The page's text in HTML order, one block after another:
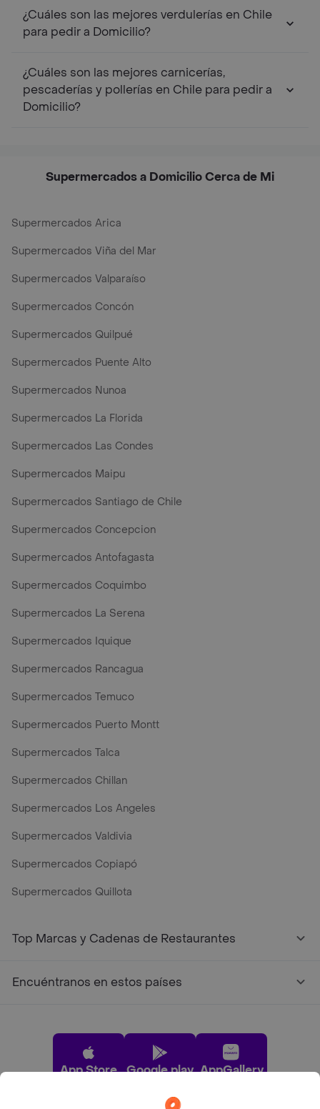
¿Cuáles son las mejores verdulerías en Chile
para pedir a Domicilio?
¿Cuáles son las mejores carnicerías,
pescaderías y pollerías en Chile para pedir a
Domicilio?
Supermercados a Domicilio Cerca de Mi
Supermercados Arica
Supermercados Viña del Mar
Supermercados Valparaíso
Supermercados Concón
Supermercados Quilpué
Supermercados Puente Alto
Supermercados Nunoa
Supermercados La Florida
Supermercados Las Condes
Supermercados Maipu
Supermercados Santiago de Chile
Supermercados Concepcion
Supermercados Antofagasta
Supermercados Coquimbo
Supermercados La Serena
Supermercados Iquique
Supermercados Rancagua
Supermercados Temuco
Supermercados Puerto Montt
Supermercados Talca
Supermercados Chillan
Supermercados Los Angeles
Supermercados Valdivia
Supermercados Copiapó
Supermercados Quillota
Top Marcas y Cadenas de Restaurantes
Encuéntranos en estos países
App Store Google play AppGallery